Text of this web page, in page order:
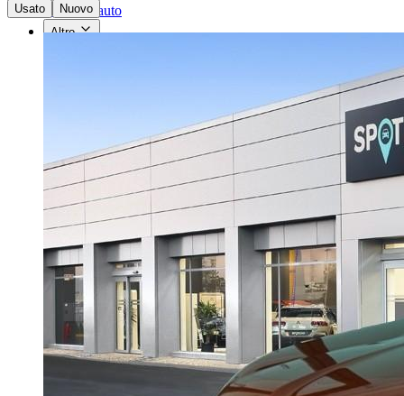
Vendi un'auto
Altro
Usato Nuovo